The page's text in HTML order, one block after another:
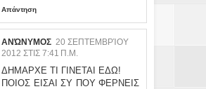
Απάντηση
ΑΝΏΝΥΜΟΣ 20 ΣΕΠΤΕΜΒΡΊΟΥ
2012 ΣΤΙΣ 7:41 Π.Μ.
ΔΗΜΑΡΧΕ ΤΙ ΓΙΝΕΤΑΙ ΕΔΩ!
ΠΟΙΟΣ ΕΙΣΑΙ ΣΥ ΠΟΥ ΦΕΡΝΕΙΣ